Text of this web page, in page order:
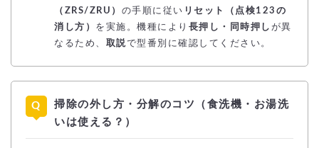
（ZRS/ZRU） の手順に従い リセット（点検123の
消し方） を実施。機種により 長押し・同時押し が異
なるため、 取説で型番別に確認してください。
掃除の外し方・分解のコツ（食洗機・お湯洗
いは使える？）